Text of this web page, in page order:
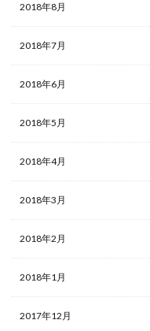
2018年8月
2018年7月
2018年6月
2018年5月
2018年4月
2018年3月
2018年2月
2018年1月
2017年12月